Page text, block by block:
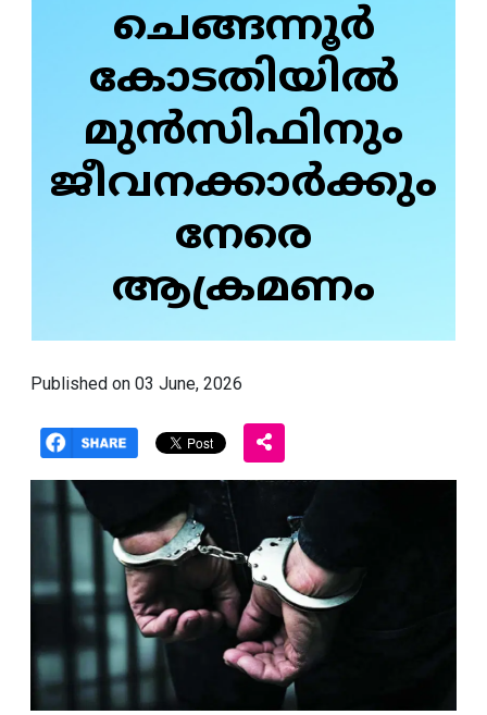
ചെങ്ങന്നൂര്‍
കോടതിയില്‍
മുന്‍സിഫിനും
ജീവനക്കാര്‍ക്കും
നേരെ
ആക്രമണം
Published on 03 June, 2026